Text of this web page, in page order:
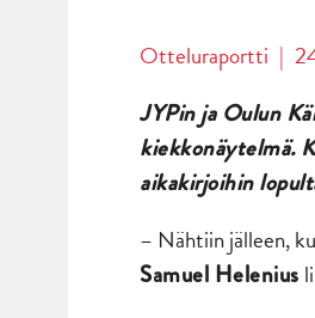
Otteluraportti |
JYPin ja Oulun
kiekkonäytelmä.
aikakirjoihin
– Nähtiin jälleen,
Samuel Helenius